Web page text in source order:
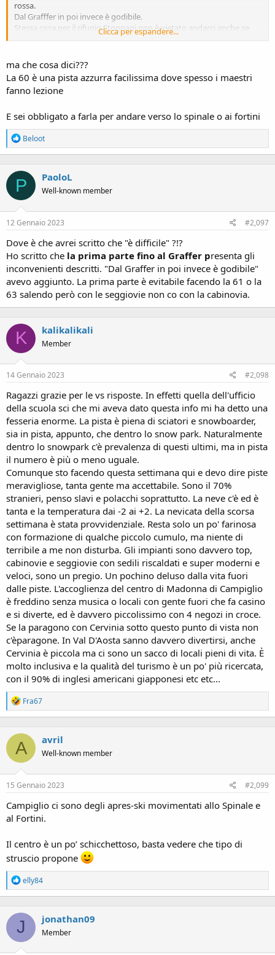
rossa.
Dal Grafffer in poi invece è godibile.
Stessa cosa per il rifugio Stoppani non è vietato andarci anche se
non hai i pantaloni calati, usurati sull'orlo, il casco sulla nuca e non
Insomma il classico ambiente che uno si aspetta a 2500 metri.
Clicca per espandere...
ma che cosa dici???
La 60 è una pista azzurra facilissima dove spesso i maestri
fanno lezione
E sei obbligato a farla per andare verso lo spinale o ai fortini
R
e
a
i
n
:
Beloot
P PaoloL
Well-known member
12 Gennaio 2023 #2,097
Dove è che avrei scritto che "è difficile" ?!?
Ho scritto che la prima parte fino al Graffer presenta gli
inconvenienti descritti. "Dal Graffer in poi invece è godibile"
avevo aggiunto. La prima parte è evitabile facendo la 61 o la
63 salendo però con le seggiovie non co con la cabinovia.
K kalikalikali
Member
14 Gennaio 2023 #2,098
Ragazzi grazie per le vs risposte. In effetti quella dell'ufficio
della scuola sci che mi aveva dato questa info mi ha detto una
fesseria enorme. La pista è piena di sciatori e snowboarder,
sia in pista, appunto, che dentro lo snow park. Naturalmente
dentro lo snowpark c'è prevalenza di questi ultimi, ma in pista
il numero è più o meno uguale.
Comunque sto facendo questa settimana qui e devo dire piste
meravigliose, tanta gente ma accettabile. Sono il 70%
stranieri, penso slavi e polacchi soprattutto. La neve c'è ed è
tanta e la temperatura dai -2 ai +2. La nevicata della scorsa
settimana è stata provvidenziale. Resta solo un po' farinosa
con formazione di qualche piccolo cumulo, ma niente di
terribile a me non disturba. Gli impianti sono davvero top,
cabinovie e seggiovie con sedili riscaldati e super moderni e
veloci, sono un pregio. Un pochino deluso dalla vita fuori
dalle piste. L'accoglienza del centro di Madonna di Campiglio
è freddino senza musica o locali con gente fuori che fa casino
e si diverte, ed è davvero piccolissimo con 4 negozi in croce.
Se la paragono con Cervinia sotto questo punto di vista non
c'èparagone. In Val D'Aosta sanno davvero divertirsi, anche
Cervinia è piccola ma ci sono un sacco di locali pieni di vita. È
molto inclusiva e la qualità del turismo è un po' più ricercata,
con il 90% di inglesi americani giapponesi etc etc...
R
e
a
i
n
:
Fra67
A avril
Well-known member
15 Gennaio 2023 #2,099
Campiglio ci sono degli apres-ski movimentati allo Spinale e
al Fortini.
Il centro è un po’ schicchettoso, basta vedere che tipo di
struscio propone
R
e
a
t
i
n
elly84
J jonathan09
Member